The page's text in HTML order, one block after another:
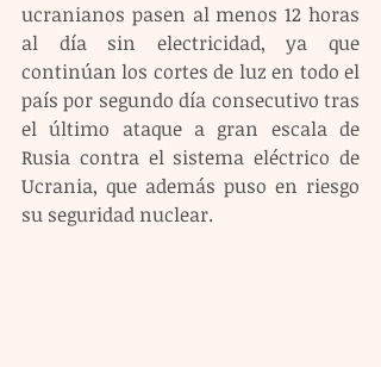
ucranianos pasen al menos 12 horas
al día sin electricidad, ya que
continúan los cortes de luz en todo el
país por segundo día consecutivo tras
el último ataque a gran escala de
Rusia contra el sistema eléctrico de
Ucrania, que además puso en riesgo
su seguridad nuclear.